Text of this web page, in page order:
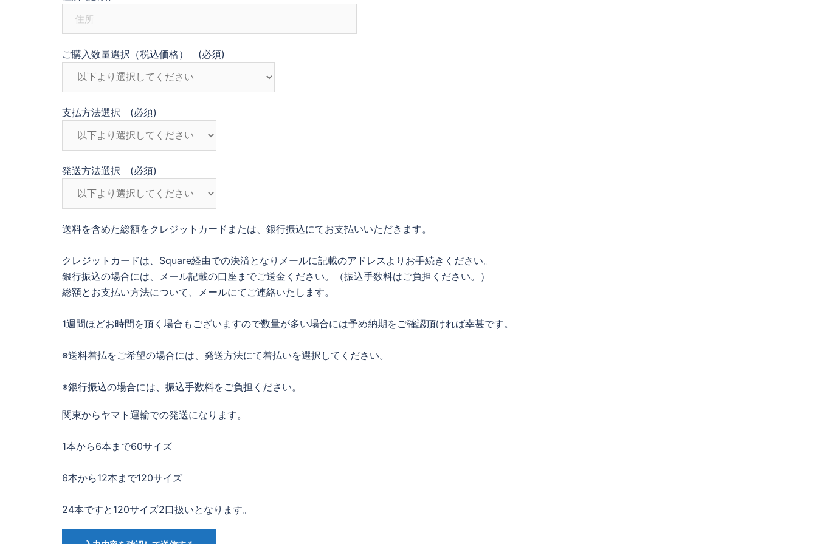
ご購入数量選択（税込価格） (必須)
支払方法選択 (必須)
発送方法選択 (必須)
送料を含めた総額をクレジットカードまたは、銀行振込にてお支払いいただきます。
クレジットカードは、Square経由での決済となりメールに記載のアドレスよりお手続きください。
銀行振込の場合には、メール記載の口座までご送金ください。（振込手数料はご負担ください。）
総額とお支払い方法について、メールにてご連絡いたします。
1週間ほどお時間を頂く場合もございますので数量が多い場合には予め納期をご確認頂ければ幸甚です。
※送料着払をご希望の場合には、発送方法にて着払いを選択してください。
※銀行振込の場合には、振込手数料をご負担ください。
関東からヤマト運輸での発送になります。
1本から6本まで60サイズ
6本から12本まで120サイズ
24本ですと120サイズ2口扱いとなります。